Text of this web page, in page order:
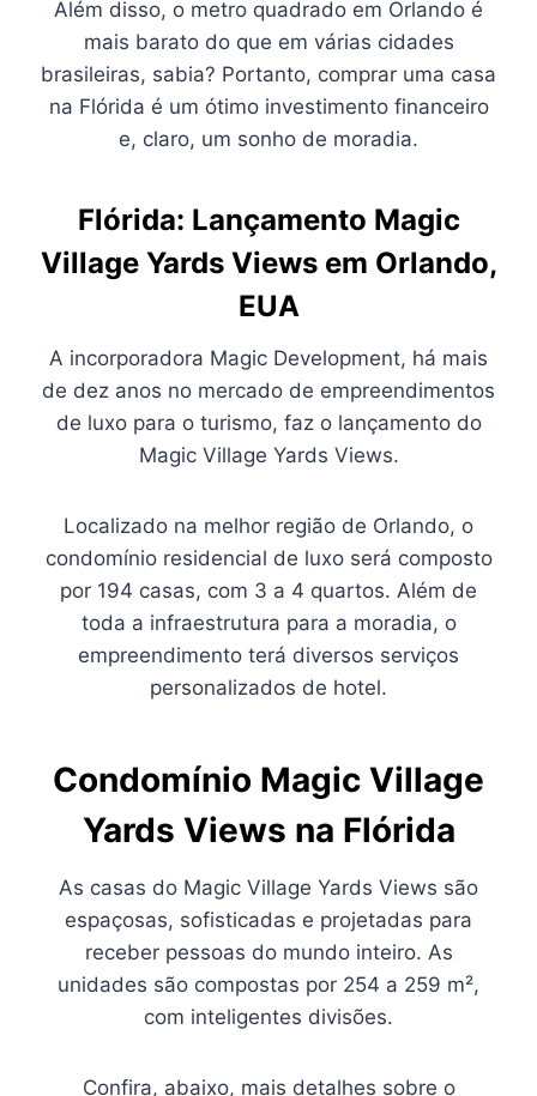
Além disso, o metro quadrado em Orlando é
mais barato do que em várias cidades
brasileiras, sabia? Portanto, comprar uma casa
na Flórida é um ótimo investimento financeiro
e, claro, um sonho de moradia.
Flórida: Lançamento Magic
Village Yards Views em Orlando,
EUA
A incorporadora Magic Development, há mais
de dez anos no mercado de empreendimentos
de luxo para o turismo, faz o lançamento do
Magic Village Yards Views.
Localizado na melhor região de Orlando, o
condomínio residencial de luxo será composto
por 194 casas, com 3 a 4 quartos. Além de
toda a infraestrutura para a moradia, o
empreendimento terá diversos serviços
personalizados de hotel.
Condomínio Magic Village
Yards Views na Flórida
As casas do Magic Village Yards Views são
espaçosas, sofisticadas e projetadas para
receber pessoas do mundo inteiro. As
unidades são compostas por 254 a 259 m²,
com inteligentes divisões.
Confira, abaixo, mais detalhes sobre o